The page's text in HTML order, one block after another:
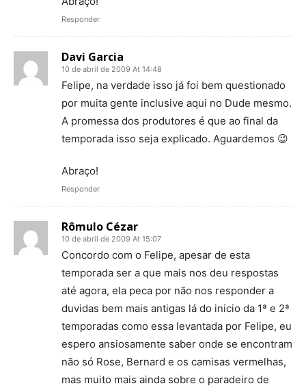
Responder
Davi Garcia
10 de abril de 2009 At 14:48
Felipe, na verdade isso já foi bem questionado
por muita gente inclusive aqui no Dude mesmo.
A promessa dos produtores é que ao final da
temporada isso seja explicado. Aguardemos 😉
Abraço!
Responder
Rômulo Cézar
10 de abril de 2009 At 15:07
Concordo com o Felipe, apesar de esta
temporada ser a que mais nos deu respostas
até agora, ela peca por não nos responder a
duvidas bem mais antigas lá do inicio da 1ª e 2ª
temporadas como essa levantada por Felipe, eu
espero ansiosamente saber onde se encontram
não só Rose, Bernard e os camisas vermelhas,
mas muito mais ainda sobre o paradeiro de